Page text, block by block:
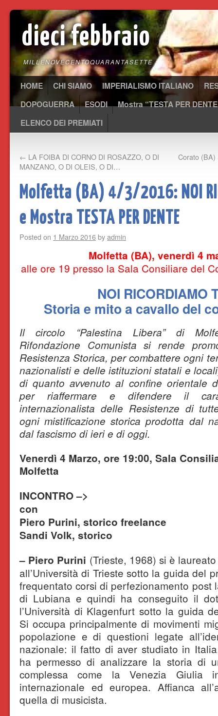
dieci febbraio
MILLENOVECENTOQUARANTASETTE
HOME CHI SIAMO IMPERIALISMO ITALIANO
DOPOGUERRA
ESODI
Mostra “TESTA PER
ELENCO DEI PREMIATI
← LA FOIBA DI CORNO DI ROSAZZO, O DI
MANZANO, O DI OLEIS, O DI…
Corato (BA)
Molfetta (BA) 4/3/2016: NOI
e Mostra TESTA PER DENTE
Posted on 1 Marzo 2016byadmin
Molfetta (BA), venerdì 4
alle ore 19 presso la Sala Consiliare del
NOI RICORDIAMO
Storia e mito a cavallo del
Il circolo “Palestina Libera” di
Rifondazione Comunista si rende
Resistenza Storica, per combattere ogni
nazionalisti e delle istituzioni statali e
di quanto avvenuto al confine orientale
per riaffermare e difendere il
internazionalista delle Resistenze di
ogni mistificazione storica prodotta dal
dal fascismo di ieri e di oggi.
Venerdì 4 Marzo, ore 19:00, Sala
Molfetta
INCONTRO –>
con
Piero Purini, storico freelance
Sandi Volk, storico
– Piero Purini (Trieste, 1968) si è
all’Università di Trieste sotto la guida del
frequentato corsi di perfezionamento post
di Lubiana e quindi ha conseguito il
l’Università di Klagenfurt sotto la guida
Si occupa principalmente di movimenti
popolazione e di questioni legate
nazionale: il fatto di aver studiato in
ha permesso di analizzare la storia di
complessa come la Venezia Giulia
internazionale ed europea. Affianca
quella di musicista.